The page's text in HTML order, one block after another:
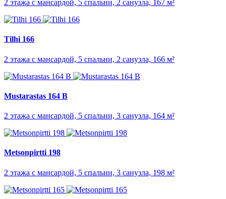
2 этажа с мансардой, 5 спальни, 2 санузла, 167 м²
Tilhi 166
2 этажа с мансардой, 5 спальни, 2 санузла, 166 м²
Mustarastas 164 B
2 этажа с мансардой, 5 спальни, 3 санузла, 164 м²
Metsonpirtti 198
2 этажа с мансардой, 5 спальни, 3 санузла, 198 м²